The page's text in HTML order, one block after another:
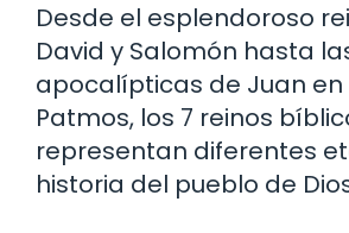
Desde el esplendoroso
David y Salomón hasta
apocalípticas de Juan en
Patmos, los 7 reinos
representan diferentes
historia del pueblo de